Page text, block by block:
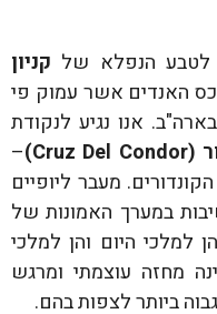
לטבע הנפלא של קניון
האנדים אשר עמוק פי
אנו נגיע לנקודת
(
Cruz Del Condor
)
–
מעבר ליופיים
במערך האמונות של
למלכי היום והן למלכי
מחזה עוצמתי ומרגש
ביותר לצפות בהם.